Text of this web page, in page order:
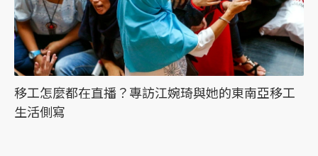
移工怎麼都在直播？專訪江婉琦與她的東南亞移工
生活側寫